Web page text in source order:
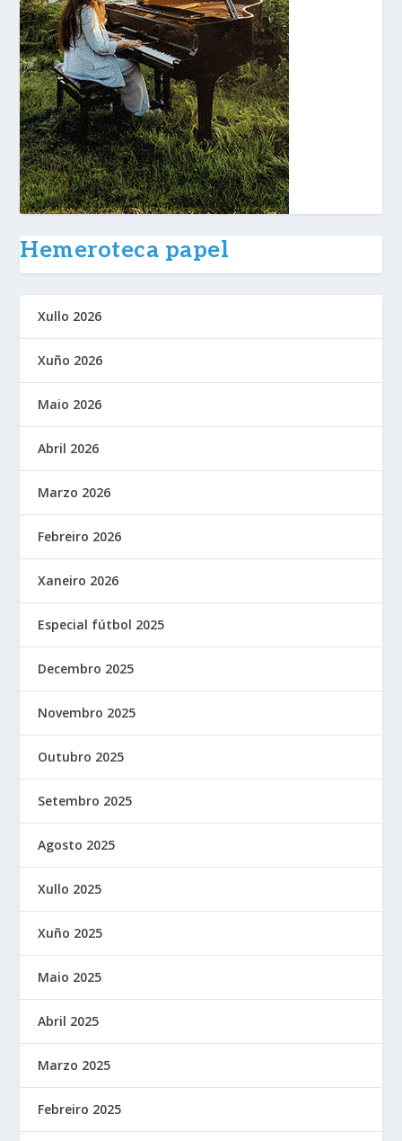
Hemeroteca papel
Xullo 2026
Xuño 2026
Maio 2026
Abril 2026
Marzo 2026
Febreiro 2026
Xaneiro 2026
Especial fútbol 2025
Decembro 2025
Novembro 2025
Outubro 2025
Setembro 2025
Agosto 2025
Xullo 2025
Xuño 2025
Maio 2025
Abril 2025
Marzo 2025
Febreiro 2025